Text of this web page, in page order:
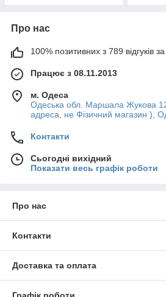
Про нас
100% позитивних з 789 відгуків за
Працює з 08.11.2013
м. Одеса
Одеська обл. Маршала Жукова
адреса, не Фізичний магазин ),
Контакти
Сьогодні вихідний
Показати весь графік роботи
Про нас
Контакти
Доставка та оплата